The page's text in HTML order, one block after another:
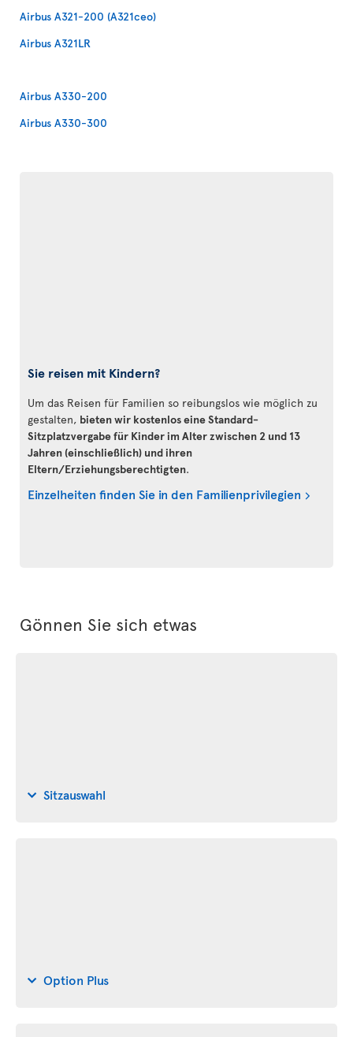
Airbus A321-200 (A321ceo)
Airbus A321LR
Airbus A330-200
Airbus A330-300
Sie reisen mit Kindern?
Um das Reisen für Familien so reibungslos wie möglich zu
gestalten, bieten wir kostenlos eine Standard-
Sitzplatzvergabe für Kinder im Alter zwischen 2 und 13
Jahren (einschließlich) und ihren
Eltern/Erziehungsberechtigten.
Einzelheiten finden Sie in den Familienprivilegien
Gönnen Sie sich etwas
Sitzauswahl
Option Plus